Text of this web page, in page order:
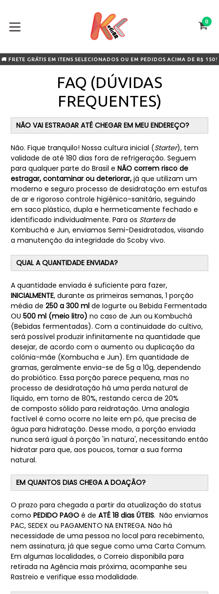
0
🚚 FRETE GRÁTIS EM ITENS SELECIONADOS OU EM PEDIDOS ACIMA DE R$ 150!
FAQ (DÚVIDAS
FREQUENTES)
NÃO VAI ESTRAGAR ATÉ CHEGAR EM MEU ENDEREÇO?
Não. Fique tranquilo! Nossa cultura inicial (Starter), tem
validade de até 180 dias fora de refrigeração. Seguem
para qualquer parte do Brasil e NÃO correm risco de
estragar, contaminar ou deteriorar, já que utilizam um
moderno e seguro processo de desidratação em estufas
de ar e rigoroso controle higiênico-sanitário, seguindo
em saco plástico, dupla e hermeticamente fechado e
identificado individualmente. Para os Startersde
Kombuchá e Jun, enviamos Semi-Desidratados, visando
a manutenção da integridade do Scoby vivo.
QUAL A QUANTIDADE ENVIADA?
A quantidade enviada é suficiente para fazer,
INICIALMENTE, durante as primeiras semanas, 1 porção
média de 250 a 300 ml de Iogurte ou Bebida Fermentada
OU 500 ml (meio litro) no caso de Jun ou Kombuchá
(Bebidas fermentadas). Com a continuidade do cultivo,
será possível produzir infinitamente na quantidade que
desejar, de acordo com o aumento ou duplicação da
colônia-mãe (Kombucha e Jun). Em quantidade de
gramas, geralmente envia-se de 5g a 10g, dependendo
do probiótico. Essa porção parece pequena, mas no
processo de desidratação há uma perda natural de
líquido, em torno de 80%, restando cerca de 20%
de composto sólido para reidratação. Uma analogia
factível é como ocorre no leite em pó, que precisa de
água para hidratação. Desse modo, a porção enviada
nunca será igual à porção 'in natura', necessitando então
hidratar para que, aos poucos, tomar a sua forma
natural.
EM QUANTOS DIAS CHEGA A DOAÇÂO?
O prazo para chegada a partir da atualização do status
como PEDIDO PAGO é de ATÉ 18 dias ÚTEIS. Não enviamos
PAC, SEDEX ou PAGAMENTO NA ENTREGA. Não há
necessidade de uma pessoa no local para recebimento,
nem assinatura, já que segue como uma Carta Comum.
Em algumas localidades, o Correio disponibila para
retirada na Agência mais próxima, acompanhe seu
Rastreio e verifique essa modalidade.